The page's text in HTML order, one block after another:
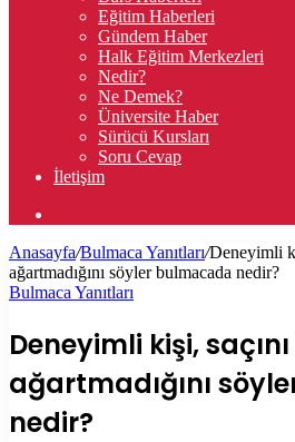
Eğitim Haberleri
Gündem Haber
Halk Eğitim Merkezleri
Nedir?
Ne Demek?
Üniversite Haber
Sürücü Kursları
Soru Cevap
İletişim
...
Anasayfa/Bulmaca Yanıtları/Deneyimli
ağartmadığını söyler bulmacada nedir?
Bulmaca Yanıtları
Deneyimli kişi,
ağartmadığını
nedir?